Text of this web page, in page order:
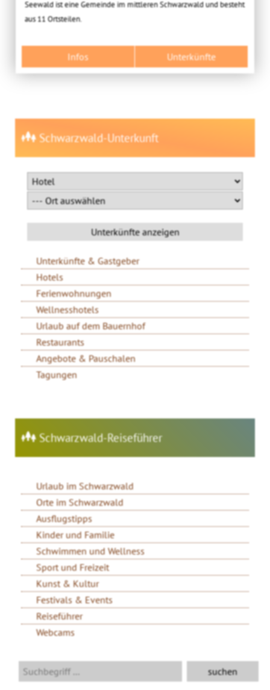
Seewald ist eine Gemeinde im mittleren Schwarzwald und besteht
aus 11 Ortsteilen.
Infos Unterkünfte
Schwarzwald-Unterkunft
Unterkünfte & Gastgeber
Hotels
Ferienwohnungen
Wellnesshotels
Urlaub auf dem Bauernhof
Restaurants
Angebote & Pauschalen
Tagungen
Schwarzwald-Reiseführer
Urlaub im Schwarzwald
Orte im Schwarzwald
Ausflugstipps
Kinder und Familie
Schwimmen und Wellness
Sport und Freizeit
Kunst & Kultur
Festivals & Events
Reiseführer
Webcams